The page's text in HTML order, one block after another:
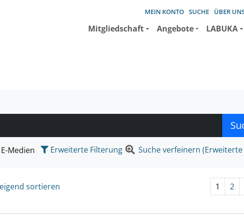
MEIN KONTO SUCHE ÜBER
Mitgliedschaft Angebote LABUKA
suchen wollen.
E-Medien Erweiterte Filterung Suche verfeinern (Erweiterte
sortieren 1 2